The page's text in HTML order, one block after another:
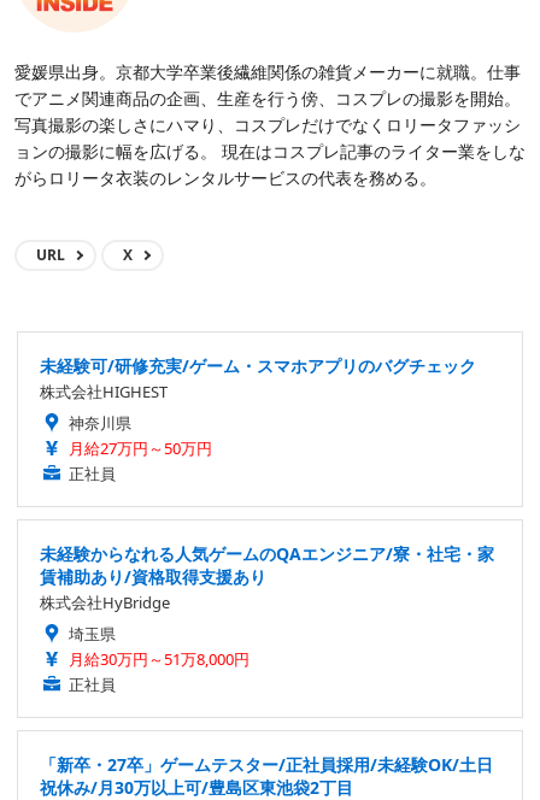
愛媛県出身。京都大学卒業後繊維関係の雑貨メーカーに就職。仕事
でアニメ関連商品の企画、生産を行う傍、コスプレの撮影を開始。
写真撮影の楽しさにハマり、コスプレだけでなくロリータファッシ
ョンの撮影に幅を広げる。 現在はコスプレ記事のライター業をしな
がらロリータ衣装のレンタルサービスの代表を務める。
URL X
未経験可/研修充実/ゲーム・スマホアプリのバグチェック
株式会社HIGHEST
神奈川県
月給27万円～50万円
正社員
未経験からなれる人気ゲームのQAエンジニア/寮・社宅・家
賃補助あり/資格取得支援あり
株式会社HyBridge
埼玉県
月給30万円～51万8,000円
正社員
「新卒・27卒」ゲームテスター/正社員採用/未経験OK/土日
祝休み/月30万以上可/豊島区東池袋2丁目